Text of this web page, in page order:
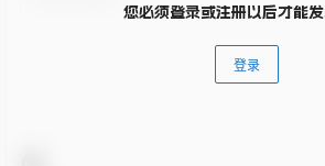
您必须登录或注册以后才能
登录